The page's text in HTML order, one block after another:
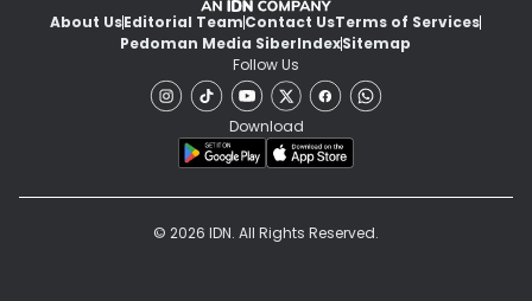
About UsEditorial TeamContact UsTerms of Services
Pedoman Media SiberIndexSitemap
Follow Us
Download
© 2026 IDN. All Rights Reserved.